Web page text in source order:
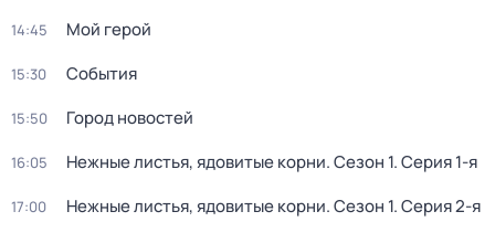
14:45 Мой герой
15:30 События
15:50 Город новостей
16:05 Нежные листья, ядовитые корни. Сезон 1. Серия 1-я
17:00 Нежные листья, ядовитые корни. Сезон 1. Серия 2-я